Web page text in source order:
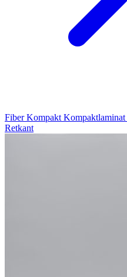
Fiber Kompakt Kompaktlaminat
Retkant